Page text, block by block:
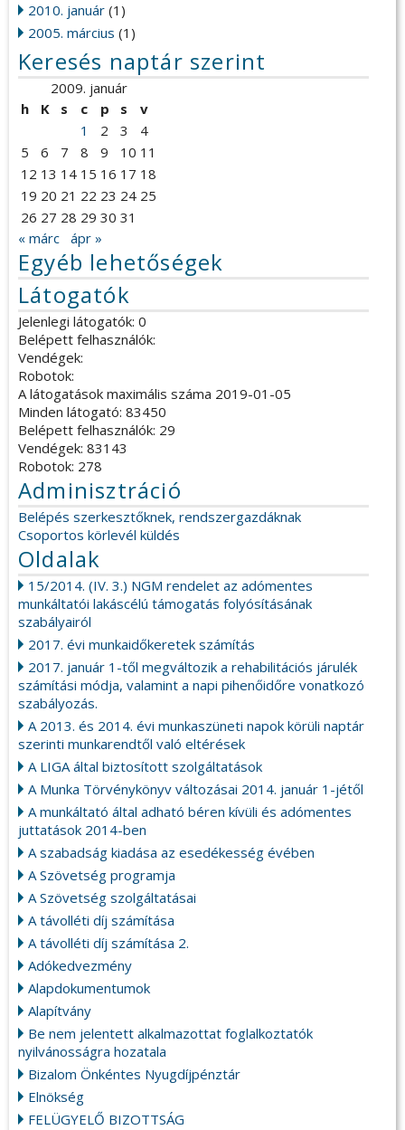
2010. január (1)
2005. március (1)
Keresés naptár szerint
2009. január
h
K s c p s
v
1
2 3
4
5
6 7 8 9 10 11
12 13 14 15 16 17 18
19 20 21 22 23 24 25
26 27 28 29 30 31
« márc ápr »
Egyéb lehetőségek
Látogatók
Jelenlegi látogatók: 0
Belépett felhasználók:
Vendégek:
Robotok:
A látogatások maximális száma 2019-01-05
Minden látogató: 83450
Belépett felhasználók: 29
Vendégek: 83143
Robotok: 278
Adminisztráció
Belépés szerkesztőknek, rendszergazdáknak
Csoportos körlevél küldés
Oldalak
15/2014. (IV. 3.) NGM rendelet az adómentes
munkáltatói lakáscélú támogatás folyósításának
szabályairól
2017. évi munkaidőkeretek számítás
2017. január 1-től megváltozik a rehabilitációs járulék
számítási módja, valamint a napi pihenőidőre vonatkozó
szabályozás.
A 2013. és 2014. évi munkaszüneti napok körüli naptár
szerinti munkarendtől való eltérések
A LIGA által biztosított szolgáltatások
A Munka Törvénykönyv változásai 2014. január 1-jétől
A munkáltató által adható béren kívüli és adómentes
juttatások 2014-ben
A szabadság kiadása az esedékesség évében
A Szövetség programja
A Szövetség szolgáltatásai
A távolléti díj számítása
A távolléti díj számítása 2.
Adókedvezmény
Alapdokumentumok
Alapítvány
Be nem jelentett alkalmazottat foglalkoztatók
nyilvánosságra hozatala
Bizalom Önkéntes Nyugdíjpénztár
Elnökség
FELÜGYELŐ BIZOTTSÁG